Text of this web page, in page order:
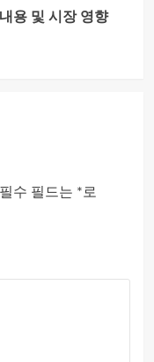
용 및 시장 영향
필수 필드는 *로